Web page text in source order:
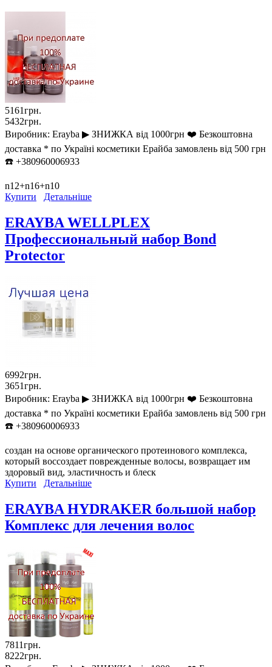
5161грн.
5432грн.
Виробник: Erayba ▶︎ ЗНИЖКА від 1000грн ❤️ Безкоштовна
доставка * по Україні косметики Ерайба замовлень від 500 грн
☎️ +380960006933
n12+n16+n10
Купити
Детальніше
ERAYBA WELLPLEX
Профессиональный набор Bond
Protector
6992грн.
3651грн.
Виробник: Erayba ▶︎ ЗНИЖКА від 1000грн ❤️ Безкоштовна
доставка * по Україні косметики Ерайба замовлень від 500 грн
☎️ +380960006933
создан на основе органического протеинового комплекса,
который воссоздает поврежденные волосы, возвращает им
здоровый вид, эластичность и блеск
Купити
Детальніше
ERAYBA HYDRAKER большой набор
Комплекс для лечения волос
7811грн.
8222грн.